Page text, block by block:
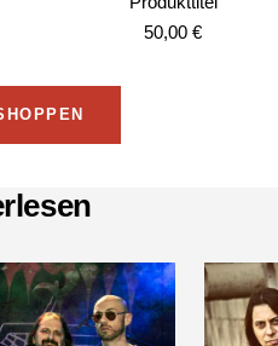
Angebotspreis
50,00 €